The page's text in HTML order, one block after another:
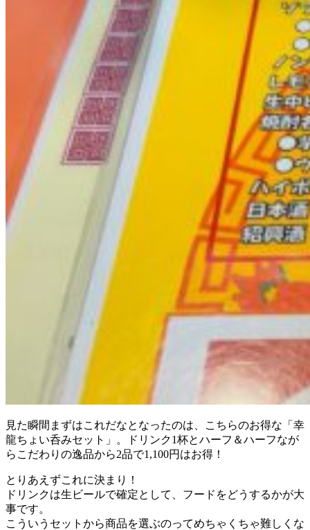
見た瞬間まずはこれだなとなったのは、こちらのお得な「幸
龍ちょい呑みセット」。ドリンク1杯とハーフ＆ハーフなが
らこだわりの逸品から2品で1,100円はお得！
とりあえずこれに決まり！
ドリンクは生ビールで確定として、フードをどうするかが大
事です。
こういうセットから商品を選ぶのってめちゃくちゃ難しくな